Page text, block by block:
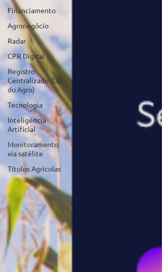
Financiamento
Agronegócio
Radar
CPR Digital
Registro
Centralizado (Lei
do Agro)
Tecnologia
Inteligência
Artificial
Monitoramento
via satélite
Títulos Agrícolas